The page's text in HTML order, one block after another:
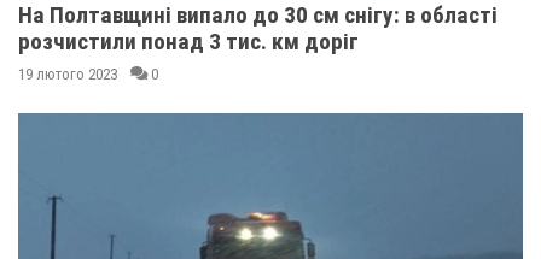
На Полтавщині випало до 30 см снігу: в області
розчистили понад 3 тис. км доріг
19 лютого 2023 0